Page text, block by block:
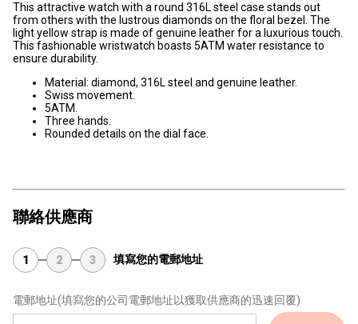
This attractive watch with a round 316L steel case stands out
from others with the lustrous diamonds on the floral bezel. The
light yellow strap is made of genuine leather for a luxurious touch.
This fashionable wristwatch boasts 5ATM water resistance to
ensure durability.
Material: diamond, 316L steel and genuine leather.
Swiss movement.
5ATM.
Three hands.
Rounded details on the dial face.
聯絡供應商
1 2 3 填寫您的電郵地址
電郵地址(填寫您的公司電郵地址以獲取供應商的迅速回覆)